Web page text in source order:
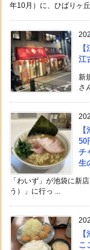
年10月）に、ひばりヶ
江
新
さ
50
チ
生
「わいず」が池袋に新
う）」に行っ ...
こ